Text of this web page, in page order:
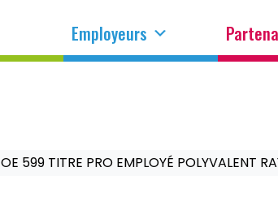
Employeurs
OE 599 TITRE PRO EMPLOYÉ POLYVALENT